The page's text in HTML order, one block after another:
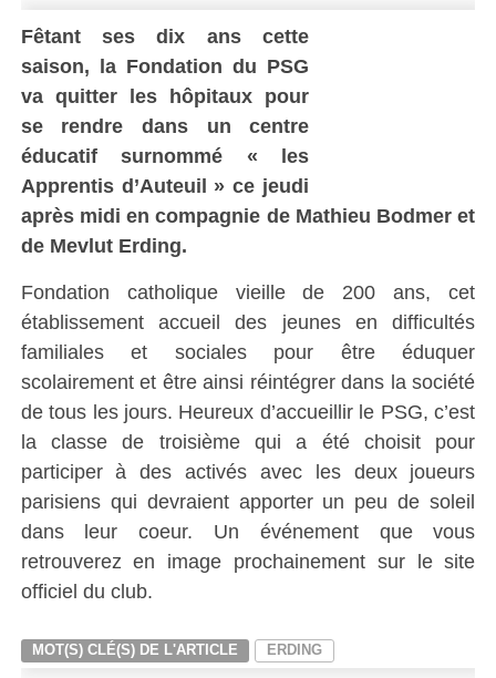
Fêtant ses dix ans cette
saison, la Fondation du PSG
va quitter les hôpitaux pour
se rendre dans un centre
éducatif surnommé « les
Apprentis d’Auteuil » ce jeudi
après midi en compagnie de Mathieu Bodmer et
de Mevlut Erding.
Fondation catholique vieille de 200 ans, cet
établissement accueil des jeunes en difficultés
familiales et sociales pour être éduquer
scolairement et être ainsi réintégrer dans la société
de tous les jours. Heureux d’accueillir le PSG, c’est
la classe de troisième qui a été choisit pour
participer à des activés avec les deux joueurs
parisiens qui devraient apporter un peu de soleil
dans leur coeur. Un événement que vous
retrouverez en image prochainement sur le site
officiel du club.
MOT(S) CLÉ(S) DE L'ARTICLE ERDING